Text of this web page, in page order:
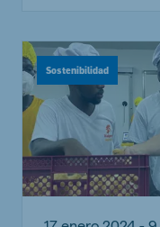
Sostenibilidad